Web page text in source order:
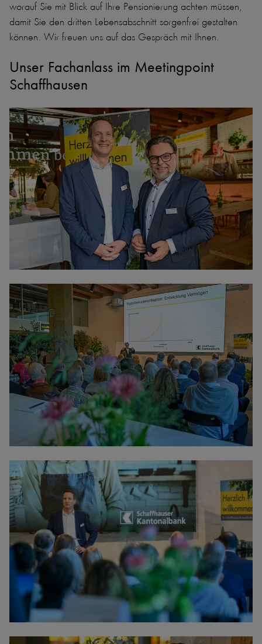
worauf Sie mit Blick auf Ihre Pensionierung achten müssen,
damit Sie den dritten Lebensabschnitt sorgenfrei gestalten
können. Wir freuen uns auf das Gespräch mit Ihnen.
Unser Fachanlass im Meetingpoint
Schaffhausen